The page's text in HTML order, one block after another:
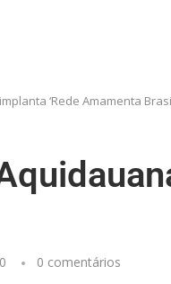
‘Rede Amamenta
0 comentários